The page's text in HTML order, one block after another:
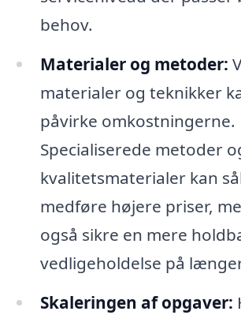
behov.
Materialer og metoder:
materialer og teknikker
påvirke omkostningerne.
Specialiserede metoder
kvalitetsmaterialer kan
medføre højere priser,
også sikre en mere
vedligeholdelse på
Skaleringen af opgaver: